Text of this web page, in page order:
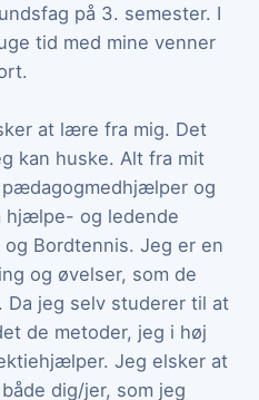
på 3. semester. I
tid med mine venner
at lære fra mig. Det
kan huske. Alt fra mit
og
hjælpe- og ledende
Bordtennis. Jeg er en
og øvelser, som de
jeg selv studerer til at
de metoder, jeg i høj
Jeg elsker at
dig/jer, som jeg